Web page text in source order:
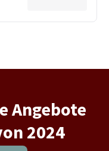
Angebote
2024